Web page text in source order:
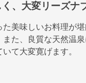
、大変リーズナ
美味しいお料理が
た、良質な天然温
て大変寛げます。